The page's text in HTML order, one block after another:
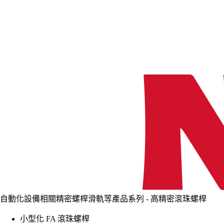
自動化設備相關精密螺桿滑軌等產品系列 - 高精密滾珠螺桿
小型化 FA 滾珠螺桿